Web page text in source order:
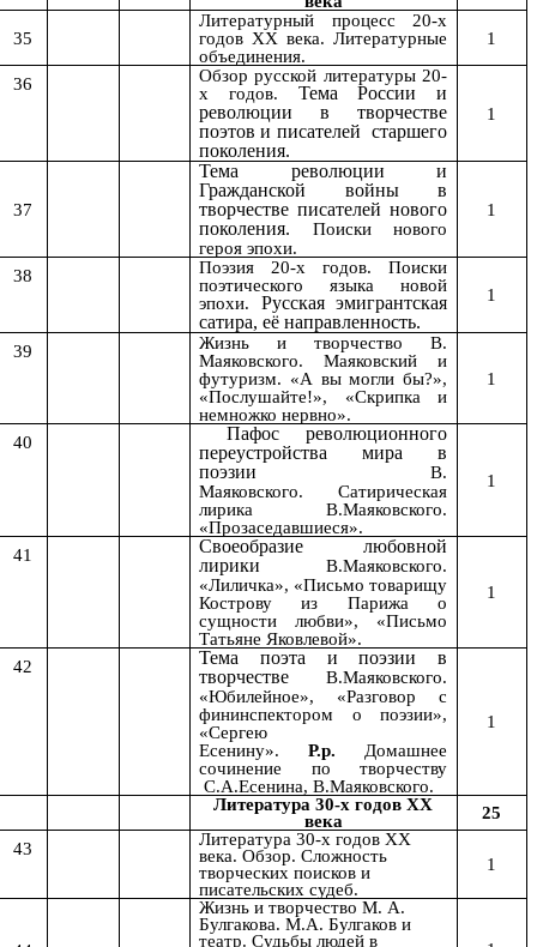
35
Литературный процесс20-х
годов XX века. Литературные
объединения.
1
36 Обзор русской литературы20-
х годов. Тема России и
революции в творчестве
поэтов и писателей старшего
поколения.
1
37
Тема революции и
Гражданской войны в
творчестве писателей нового
поколения. Поиски нового
героя эпохи.
1
38
Поэзия 20-х годов. Поиски
поэтического языка новой
эпохи. Русская эмигрантская
сатира, её направленность.
1
39
Жизнь и творчество В.
Маяковского. Маяковский и
футуризм. «А вы могли бы?»,
«Послушайте!», «Скрипка и
немножко нервно».
1
40
Пафос революционного
переустройства мира в
поэзииВ.
Маяковского. Сатирическая
лирикаВ.Маяковского.
«Прозаседавшиеся».
1
41
Своеобразие любовной
лирикиВ.Маяковского.
«Лиличка», «Письмо товарищу
Кострову из Парижа о
сущности любви», «Письмо
Татьяне Яковлевой».
1
42
Тема поэта и поэзии в
творчествеВ.Маяковского.
«Юбилейное», «Разговор с
фининспектором о поэзии»,
«Сергею
Есенину».
Р.р. Домашнее
сочинение по творчеству
С.А.Есенина, В.Маяковского.
1
Литература 30-х годов ХХ
века
25
43
Литература 30-х годов ХХ
века. Обзор. Сложность
творческих поисков и
писательских судеб.
1
Жизнь и творчество М. А.
Булгакова. М.А. Булгаков и
театр. Судьбы людей в